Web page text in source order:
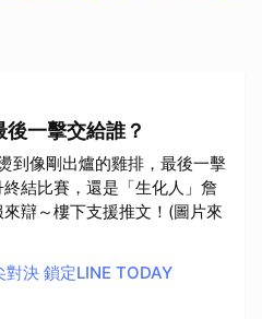
一擊交給誰？
到像剛出爐的雞排，最後一擊
結比賽，還是「生化人」詹
辯～樓下支援推文！(圖片來
對決 鎖定LINE TODAY